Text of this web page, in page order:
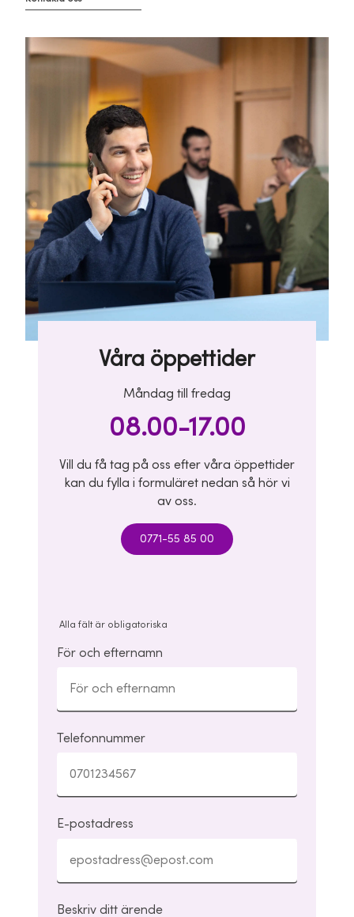
Våra öppettider
Måndag till fredag
08.00-17.00
Vill du få tag på oss efter våra öppettider
kan du fylla i formuläret nedan så hör vi
av oss.
0771-55 85 00
Alla fält är obligatoriska
För och efternamn
Telefonnummer
E-postadress
Beskriv ditt ärende